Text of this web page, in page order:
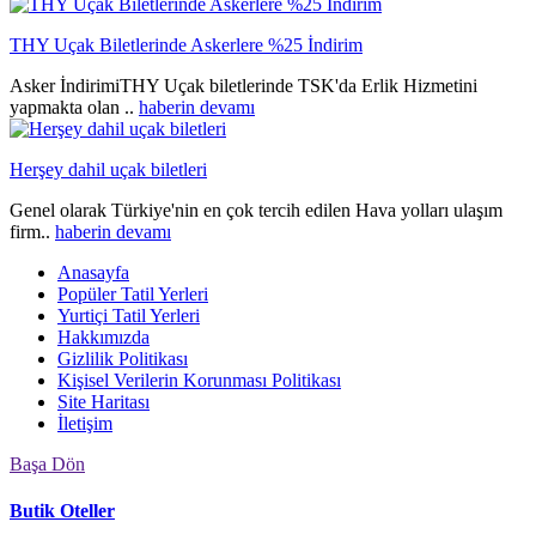
THY Uçak Biletlerinde Askerlere %25 İndirim
Asker İndirimiTHY Uçak biletlerinde TSK'da Erlik Hizmetini
yapmakta olan .. haberin devamı
Herşey dahil uçak biletleri
Genel olarak Türkiye'nin en çok tercih edilen Hava yolları ulaşım
firm.. haberin devamı
Anasayfa
Popüler Tatil Yerleri
Yurtiçi Tatil Yerleri
Hakkımızda
Gizlilik Politikası
Kişisel Verilerin Korunması Politikası
Site Haritası
İletişim
Başa Dön
Butik Oteller